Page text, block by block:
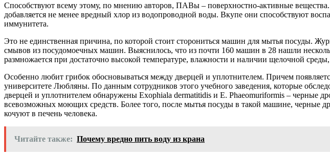
Способствуют всему этому, по мнению авторов, ПАВы – поверхностно-активные
добавляется не менее вредный хлор из водопроводной воды. Вкупе они способствуют
иммунитета.
Это не единственная причина, по которой стоит сторониться машин для мытья посуды.
смывов из посудомоечных машин. Выяснилось, что из почти 160 машин в 28 нашли
размножается при достаточно высокой температуре, влажности и наличии щелочной
Особенно любит грибок обосновываться между дверцей и уплотнителем. Причем
университете Любляны. По данным сотрудников этого учебного заведения, которые
дверцей и уплотнителем обнаружены Exophiala dermatitidis и Е. Phaeomuriformis – черные
всевозможных моющих средств. Более того, после мытья посуды в такой машине, черные
кочуют в печень человека.
Читайте также: Почему вредно пить воду из крана